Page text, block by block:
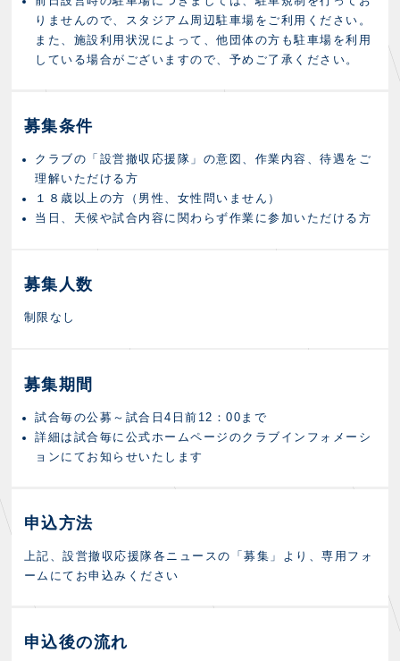
りませんので、スタジアム周辺駐車場をご利用ください。
また、施設利用状況によって、他団体の方も駐車場を利用
している場合がございますので、予めご了承ください。
募集条件
クラブの「設営撤収応援隊」の意図、作業内容、待遇をご
理解いただける方
１８歳以上の方（男性、女性問いません）
当日、天候や試合内容に関わらず作業に参加いただける方
募集人数
制限なし
募集期間
試合毎の公募～試合日4日前12：00まで
詳細は試合毎に公式ホームページのクラブインフォメーシ
ョンにてお知らせいたします
申込方法
上記、設営撤収応援隊各ニュースの「募集」より、専用フォ
ームにてお申込みください
申込後の流れ